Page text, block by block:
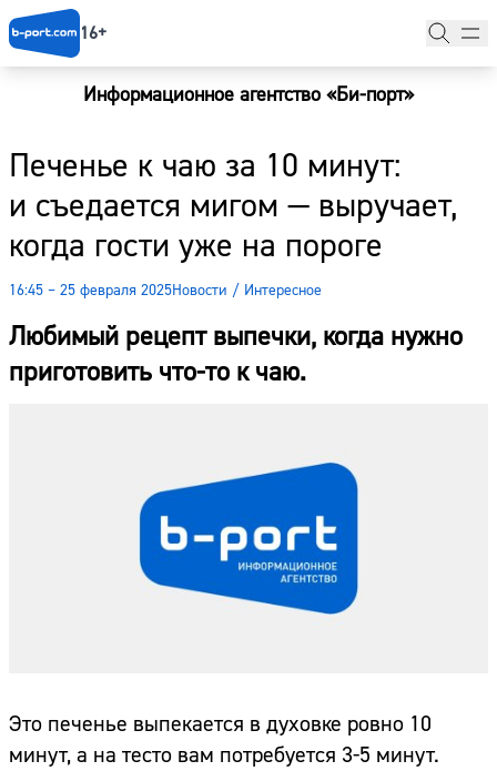
16+
Информационное агентство «Би-порт»
Печенье к чаю за 10 минут:
и съедается мигом — выручает,
когда гости уже на пороге
16:45 – 25 февраля 2025Новости / Интересное
Любимый рецепт выпечки, когда нужно
приготовить что-то к чаю.
Это печенье выпекается в духовке ровно 10
минут, а на тесто вам потребуется 3-5 минут.
Новости
Наши гости
Фоторепортажи
Погода
Курсы валют